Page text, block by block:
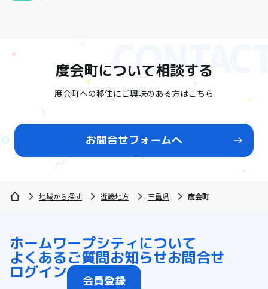
度会町について相談する
度会町への移住にご興味のある方はこちら
お問合せフォームへ
地域から探す 近畿地方 三重県 度会町
ホームワープシティについて
よくあるご質問お知らせお問合せ
ログイン 会員登録